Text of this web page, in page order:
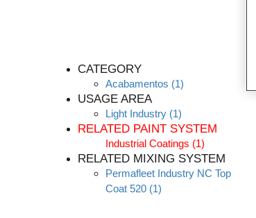
CATEGORY
Acabamentos (1)
USAGE AREA
Light Industry (1)
RELATED PAINT SYSTEM
Industrial Coatings (1)
RELATED MIXING SYSTEM
Permafleet Industry NC Top
Coat 520 (1)